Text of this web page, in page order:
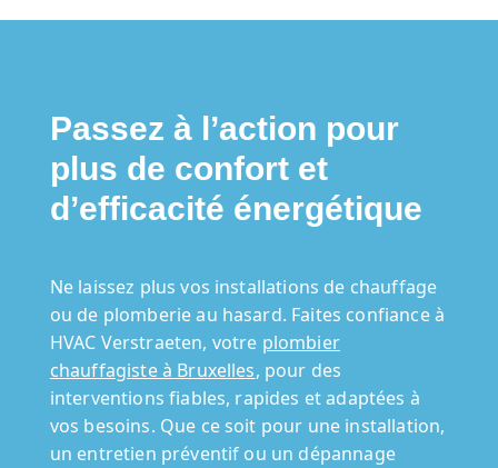
Passez à l’action pour
plus de confort et
d’efficacité énergétique
Ne laissez plus vos installations de chauffage
ou de plomberie au hasard. Faites confiance à
HVAC Verstraeten, votre plombier
chauffagiste à Bruxelles, pour des
interventions fiables, rapides et adaptées à
vos besoins. Que ce soit pour une installation,
un entretien préventif ou un dépannage